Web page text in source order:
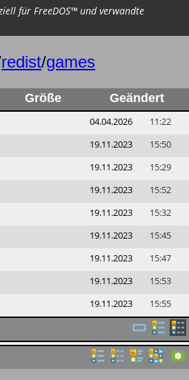
für FreeDOS™ und verwandte
redist/games
Größe Geändert
04.04.2026 11:22
19.11.2023 15:50
19.11.2023 15:29
19.11.2023 15:52
19.11.2023 15:32
19.11.2023 15:45
19.11.2023 15:47
19.11.2023 15:53
19.11.2023 15:55